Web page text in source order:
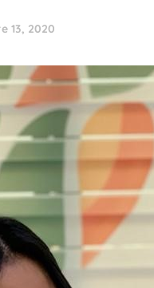
13, 2020